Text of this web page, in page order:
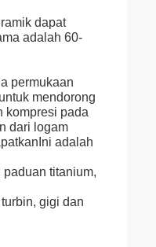
dapat
adalah 60-
permukaan
mendorong
kompresi pada
dari logam
adalah
titanium,
gigi dan